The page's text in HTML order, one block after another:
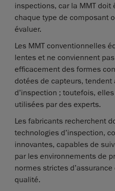
inspections, car la MMT doit
chaque type de composant
évaluer.
Les MMT conventionnelles
lentes et ne conviennent
efficacement des formes
dotées de capteurs,
d’inspection ; toutefois,
utilisées par des experts.
Les fabricants recherchent
technologies d’inspection,
innovantes, capables de
par les environnements de
normes strictes
qualité.